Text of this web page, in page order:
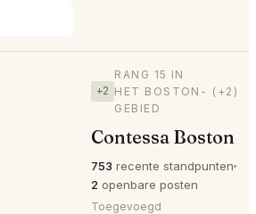
+2
RANG 15 IN
HET BOSTON-
GEBIED
(+2)
Contessa Boston
753 recente standpunten
2 openbare posten
Toegevoegd